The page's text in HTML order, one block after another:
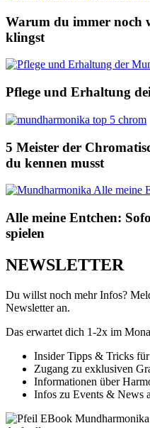
Warum du immer noch
klingst
Pflege und Erhaltung
5 Meister der
du kennen musst
Alle meine Entchen:
spielen
NEWSLETTER
Du willst noch mehr Infos?
Newsletter an.
Das erwartet dich 1-2x im
Insider Tipps & Tricks
Zugang zu exklusiven
Informationen über
Infos zu Events & News